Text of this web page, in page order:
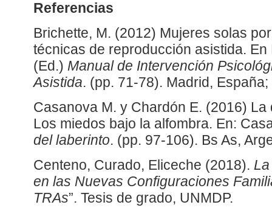
Referencias
Brichette, M. (2012) Mujeres solas
técnicas de reproducción asistida. En
(Ed.) Manual de Intervención
Asistida. (pp. 71-78). Madrid,
Casanova M. y Chardón E. (2016)
Los miedos bajo la alfombra. En:
del laberinto. (pp. 97-106). Bs As,
Centeno, Curado, Eliceche (2018).
en las Nuevas Configuraciones
TRAs”. Tesis de grado, UNMDP.